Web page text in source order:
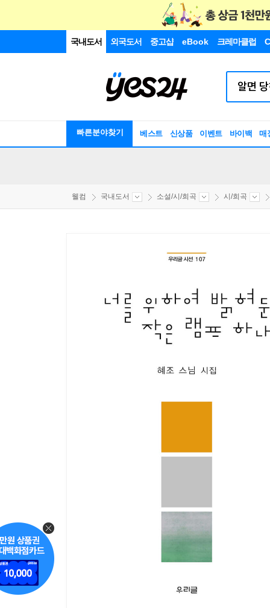
국내도서 외국도서 중고샵 eBook 크레마클럽
빠른분야찾기 베스트 신상품 이벤트 바이백 매
웰컴 국내도서 소설/시/희곡 시/희곡